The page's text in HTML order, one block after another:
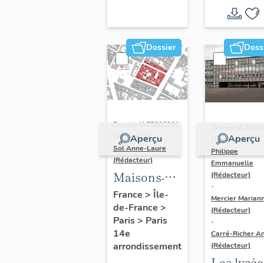
Dossier
Aperçu
Dossier IA75000261
| Réalisé par
Sol Anne-Laure
(Rédacteur)
Maisons-
immeubles
France > Île-
de-France >
Paris> Paris
14e
arrondissement
Aperçu
| Réalisé par
Philippe
Emmanuelle
(Rédacteur)
-
Mercier
(Rédacteur)
-
Carré-Richer
(Rédacteur)